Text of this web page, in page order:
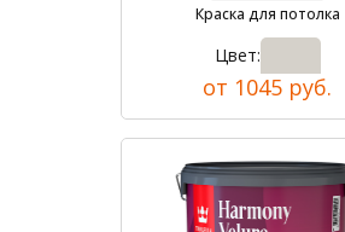
Краска для потолка
Цвет:
от 1045 руб.